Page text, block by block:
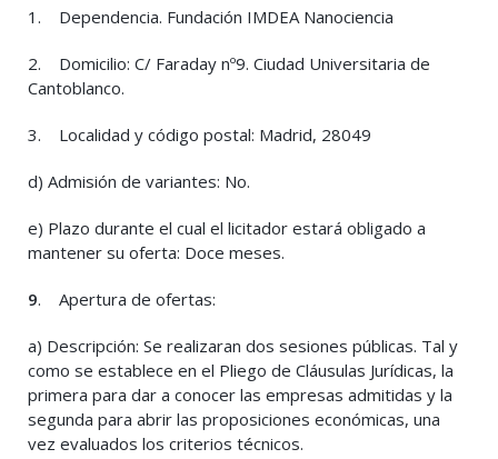
1. Dependencia. Fundación IMDEA Nanociencia
2. Domicilio: C/ Faraday nº9. Ciudad Universitaria de
Cantoblanco.
3. Localidad y código postal: Madrid, 28049
d) Admisión de variantes: No.
e) Plazo durante el cual el licitador estará obligado a
mantener su oferta: Doce meses.
9. Apertura de ofertas:
a) Descripción: Se realizaran dos sesiones públicas. Tal y
como se establece en el Pliego de Cláusulas Jurídicas, la
primera para dar a conocer las empresas admitidas y la
segunda para abrir las proposiciones económicas, una
vez evaluados los criterios técnicos.